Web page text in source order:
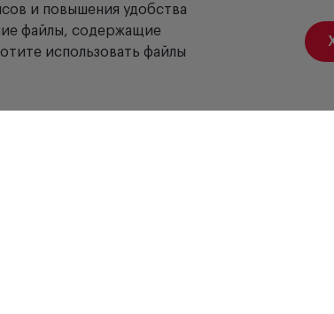
и повышения удобства
файлы, содержащие
использовать файлы